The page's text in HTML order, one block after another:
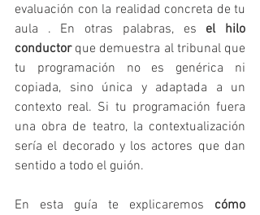
evaluación con la realidad concreta de tu
aula . En otras palabras, es el hilo
conductor que demuestra al tribunal que
tu programación no es genérica ni
copiada, sino única y adaptada a un
contexto real. Si tu programación fuera
una obra de teatro, la contextualización
sería el decorado y los actores que dan
sentido a todo el guión.
En esta guía te explicaremos cómo